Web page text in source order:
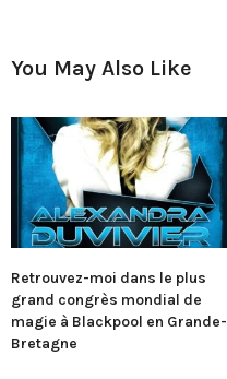
You May Also Like
Retrouvez-moi dans le plus
grand congrès mondial de
magie à Blackpool en Grande-
Bretagne